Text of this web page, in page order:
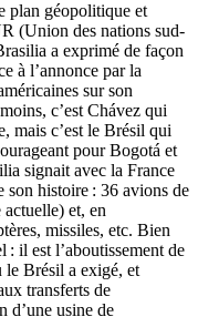
plan géopolitique et
(Union des nations sud-
a exprimé de façon
à l’annonce par la
sur son
c’est Chávez qui
mais c’est le Brésil qui
pour Bogotá et
signait avec la France
son histoire : 36 avions de
actuelle) et, en
missiles, etc. Bien
: il est l’aboutissement de
le Brésil a exigé, et
transferts de
d’une usine de